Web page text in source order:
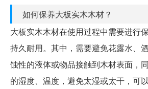
如何保养大板实木木材？
大板实木木材在使用过程中需要进行
持久耐用。其中，需要避免花露水、
蚀性的液体或物品接触到木材表面，
的湿度、温度，避免太湿或太干，可